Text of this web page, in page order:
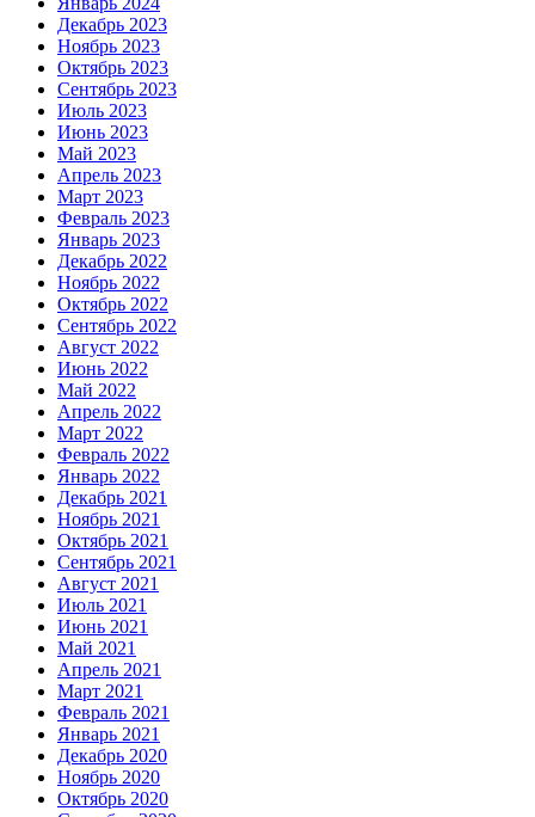
Декабрь 2023
Ноябрь 2023
Октябрь 2023
Сентябрь 2023
Июль 2023
Июнь 2023
Май 2023
Апрель 2023
Март 2023
Февраль 2023
Январь 2023
Декабрь 2022
Ноябрь 2022
Октябрь 2022
Сентябрь 2022
Август 2022
Июнь 2022
Май 2022
Апрель 2022
Март 2022
Февраль 2022
Январь 2022
Декабрь 2021
Ноябрь 2021
Октябрь 2021
Сентябрь 2021
Август 2021
Июль 2021
Июнь 2021
Май 2021
Апрель 2021
Март 2021
Февраль 2021
Январь 2021
Декабрь 2020
Ноябрь 2020
Октябрь 2020